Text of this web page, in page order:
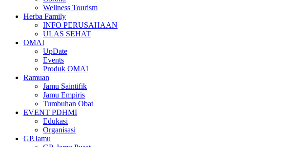
Wellness Tourism
Herba Family
INFO PERUSAHAAN
ULAS SEHAT
OMAI
UpDate
Events
Produk OMAI
Ramuan
Jamu Saintifik
Jamu Empiris
Tumbuhan Obat
EVENT PDHMI
Edukasi
Organisasi
GP.Jamu